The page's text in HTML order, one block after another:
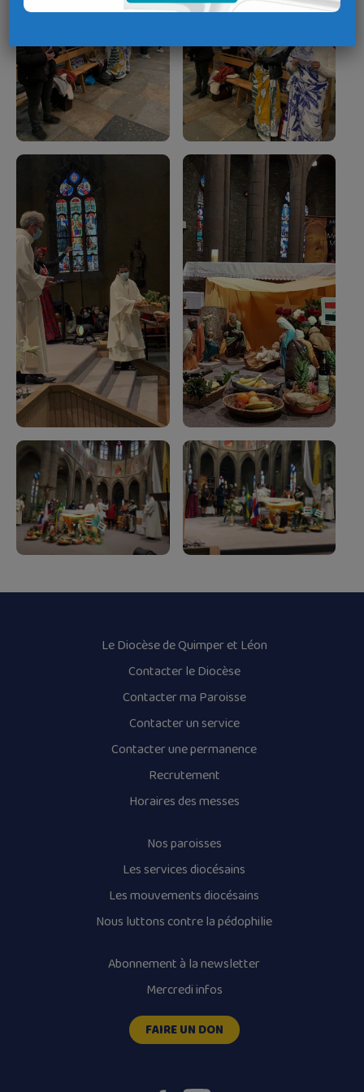
Le Diocèse de Quimper et Léon
Contacter le Diocèse
Contacter ma Paroisse
Contacter un service
Contacter une permanence
Recrutement
Horaires des messes
Nos paroisses
Les services diocésains
Les mouvements diocésains
Nous luttons contre la pédophilie
Abonnement à la newsletter
Mercredi infos
FAIRE UN DON